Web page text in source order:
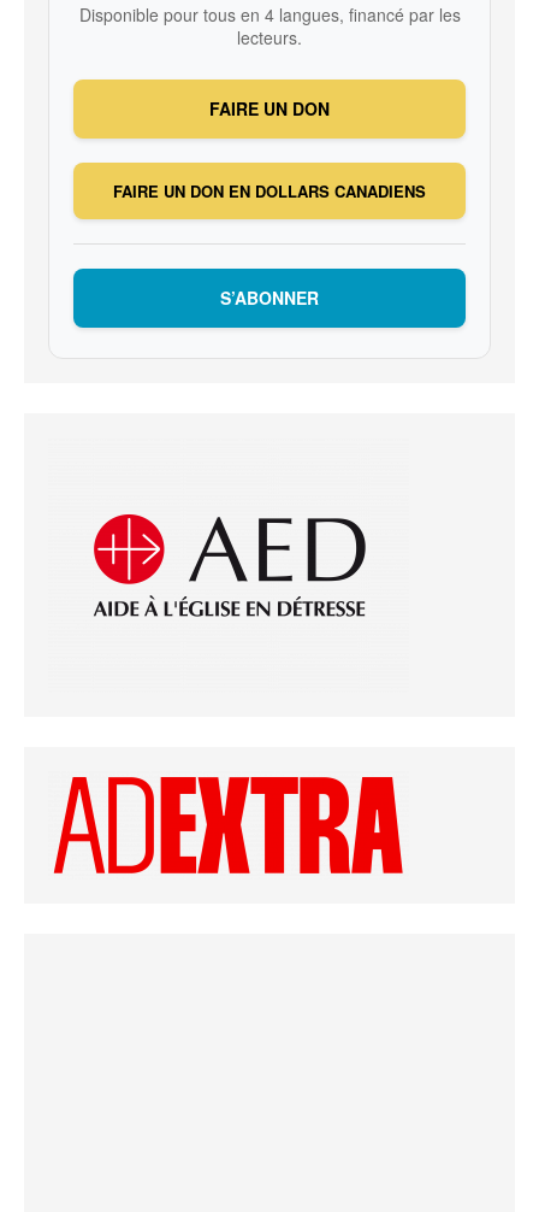
Disponible pour tous en 4 langues, financé par les
lecteurs.
FAIRE UN DON
FAIRE UN DON EN DOLLARS CANADIENS
S’ABONNER